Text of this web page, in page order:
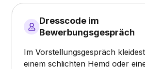
Dresscode im
Bewerbungsgespräch
Im Vorstellungsgespräch
einem schlichten Hemd oder